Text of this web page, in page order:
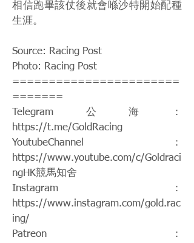
相信跑畢該仗後就會喺沙特開始配種
生涯。
Source: Racing Post
Photo: Racing Post
=======================
=======
Telegram公海：
https://t.me/GoldRacing
YoutubeChannel：
https://www.youtube.com/c/Goldraci
ngHK競馬知舍
Instagram：
https://www.instagram.com/gold.rac
ing/
Patreon：